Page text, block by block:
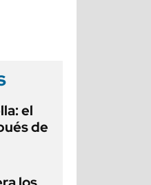
el
de